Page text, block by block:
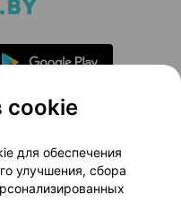
проекта
маркетинг
Доставка
cookie
для обеспечения
улучшения, сбора